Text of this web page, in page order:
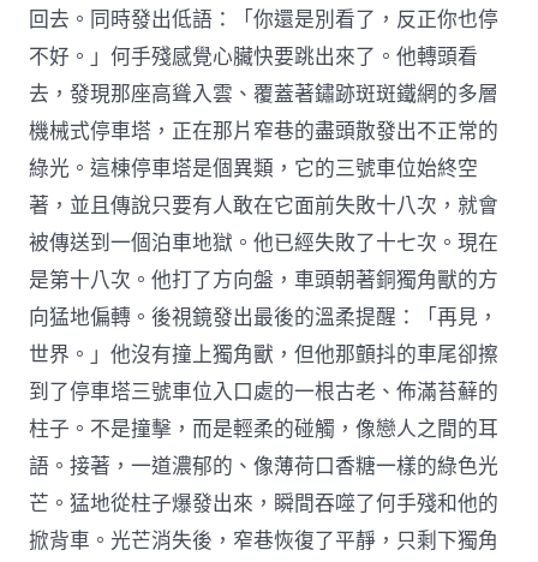
回去。同時發出低語：「你還是別看了，反正你也停
不好。」何手殘感覺心臟快要跳出來了。他轉頭看
去，發現那座高聳入雲、覆蓋著鏽跡斑斑鐵網的多層
機械式停車塔，正在那片窄巷的盡頭散發出不正常的
綠光。這棟停車塔是個異類，它的三號車位始終空
著，並且傳說只要有人敢在它面前失敗十八次，就會
被傳送到一個泊車地獄。他已經失敗了十七次。現在
是第十八次。他打了方向盤，車頭朝著銅獨角獸的方
向猛地偏轉。後視鏡發出最後的溫柔提醒：「再見，
世界。」他沒有撞上獨角獸，但他那顫抖的車尾卻擦
到了停車塔三號車位入口處的一根古老、佈滿苔蘚的
柱子。不是撞擊，而是輕柔的碰觸，像戀人之間的耳
語。接著，一道濃郁的、像薄荷口香糖一樣的綠色光
芒。猛地從柱子爆發出來，瞬間吞噬了何手殘和他的
掀背車。光芒消失後，窄巷恢復了平靜，只剩下獨角